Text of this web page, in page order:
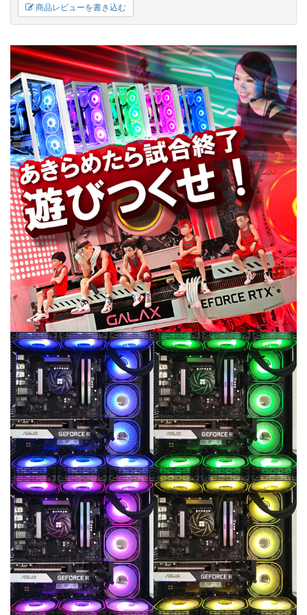
商品レビューを書き込む